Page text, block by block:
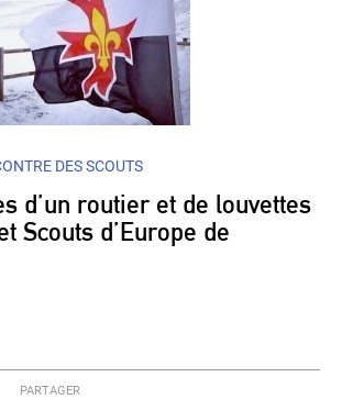
DES SCOUTS
d’un routier et de louvettes
Scouts d’Europe de
PARTAGER